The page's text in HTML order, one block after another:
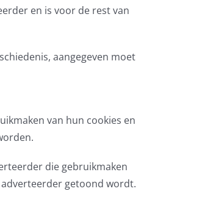
en is voor de rest van
aangegeven moet
van hun cookies en
die gebruikmaken
adverteerder getoond wordt.